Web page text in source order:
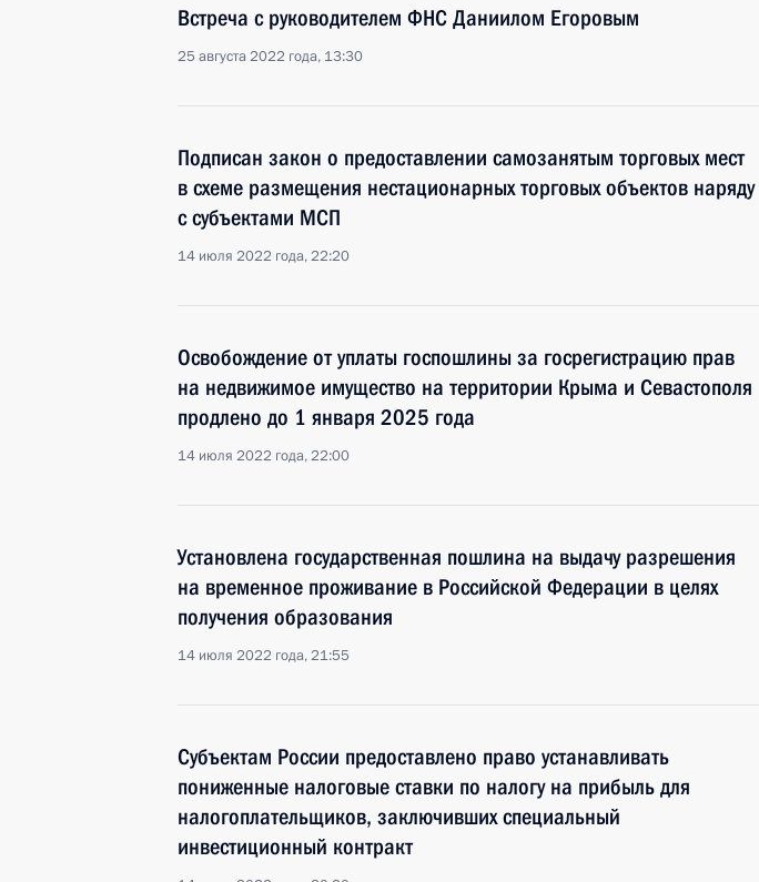
Встреча с руководителем ФНС Даниилом Егоровым
25 августа 2022 года, 13:30
Подписан закон о предоставлении самозанятым торговых мест
в схеме размещения нестационарных торговых объектов наряду
с субъектами МСП
14 июля 2022 года, 22:20
Освобождение от уплаты госпошлины за госрегистрацию прав
на недвижимое имущество на территории Крыма и Севастополя
продлено до 1 января 2025 года
14 июля 2022 года, 22:00
Установлена государственная пошлина на выдачу разрешения
на временное проживание в Российской Федерации в целях
получения образования
14 июля 2022 года, 21:55
Субъектам России предоставлено право устанавливать
пониженные налоговые ставки по налогу на прибыль для
налогоплательщиков, заключивших специальный
инвестиционный контракт